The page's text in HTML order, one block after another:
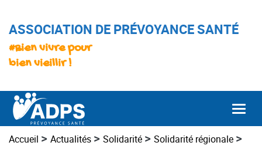
ASSOCIATION DE PRÉVOYANCE SANTÉ
#Bien vivre pour
bien vieillir !
Accueil > Actualités > Solidarité > Solidarité régionale >